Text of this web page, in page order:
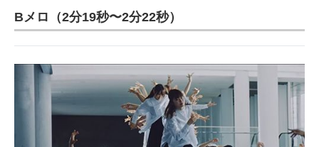
Bメロ（2分19秒〜2分22秒）